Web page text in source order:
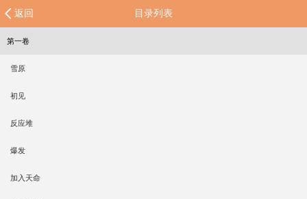
返回 目录列表
第一卷
雪原
初见
反应堆
爆发
加入天命